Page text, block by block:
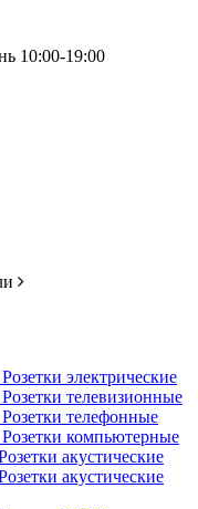
10:00-19:00
Розетки электрические
Розетки телевизионные
Розетки телефонные
Розетки компьютерные
акустические
акустические